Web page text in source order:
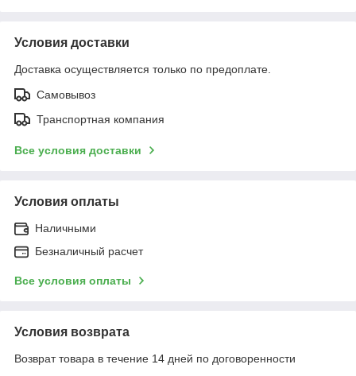
Условия доставки
Доставка осуществляется только по предоплате.
Самовывоз
Транспортная компания
Все условия доставки
Условия оплаты
Наличными
Безналичный расчет
Все условия оплаты
Условия возврата
Возврат товара в течение 14 дней по договоренности